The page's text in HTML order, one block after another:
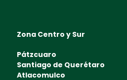
Zona Centro y Sur
Pátzcuaro
Santiago de Querétaro
Atlacomulco